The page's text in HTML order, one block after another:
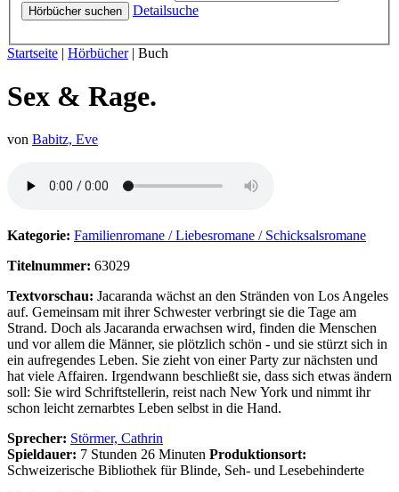
Hörbücher suchen Detailsuche
Sie sind hier:
Startseite | Hörbücher| Buch
Sex & Rage.
von Babitz, Eve
Kategorie: Familienromane / Liebesromane / Schicksalsromane
Titelnummer: 63029
Textvorschau: Jacaranda wächst an den Stränden von Los Angeles
auf. Gemeinsam mit ihrer Schwester verbringt sie die Tage am
Strand. Doch als Jacaranda erwachsen wird, finden die Menschen
und vor allem die Männer, sie plötzlich schön - und sie stürzt sich in
ein aufregendes Leben. Sie zieht von einer Party zur nächsten und
hat viele Affairen. Irgendwann beschließt sie, dass sich etwas ändern
soll: Sie wird Schriftstellerin, reist nach New York und nimmt ihr
schon leicht zernarbtes Leben selbst in die Hand.
Sprecher: Störmer, Cathrin
Spieldauer: 7 Stunden 26 Minuten Produktionsort:
Schweizerische Bibliothek für Blinde, Seh- und Lesebehinderte